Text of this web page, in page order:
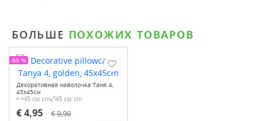
БОЛЬШЕ ПОХОЖИХ ТОВАРОВ
Декоративная наволочка Таня 4,
45х45см
45 см cm 45 см cm
€ 4,95 € 9,90
-50 %